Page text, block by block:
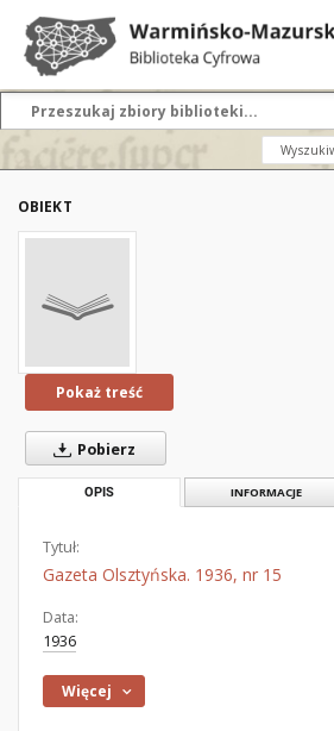
OBIEKT
Pokaż treść
Pobierz
OPIS INFORMACJE
Tytuł:
Gazeta Olsztyńska. 1936, nr 15
Data:
1936
Więcej